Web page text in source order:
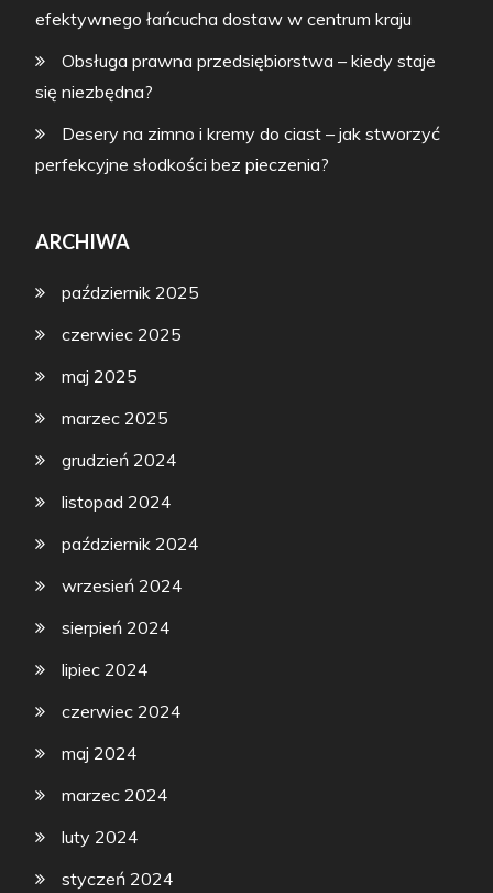
efektywnego łańcucha dostaw w centrum kraju
Obsługa prawna przedsiębiorstwa – kiedy staje
się niezbędna?
Desery na zimno i kremy do ciast – jak stworzyć
perfekcyjne słodkości bez pieczenia?
ARCHIWA
październik 2025
czerwiec 2025
maj 2025
marzec 2025
grudzień 2024
listopad 2024
październik 2024
wrzesień 2024
sierpień 2024
lipiec 2024
czerwiec 2024
maj 2024
marzec 2024
luty 2024
styczeń 2024